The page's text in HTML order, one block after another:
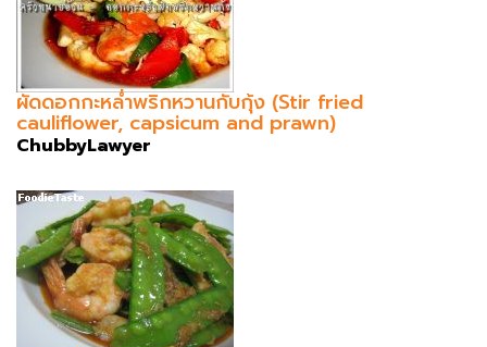
ผัดดอกกะหล่ำพริกหวานกับกุ้ง (Stir fried
cauliflower, capsicum and prawn)
ChubbyLawyer